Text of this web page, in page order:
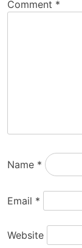
Comment *
Name *
Email *
Website